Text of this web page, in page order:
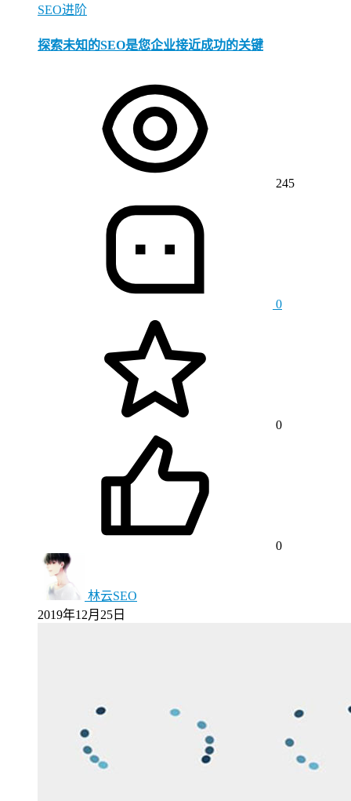
SEO进阶
探索未知的SEO是您企业接近成功的关键
245
0
0
0
林云SEO
2019年12月25日